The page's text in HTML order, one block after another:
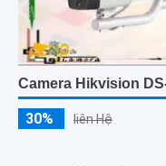
Camera Hikvision
30% liên Hệ